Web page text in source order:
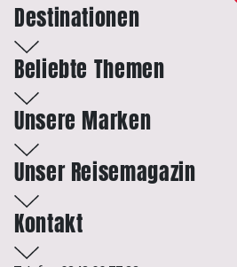
Destinationen
Beliebte Themen
Unsere Marken
Unser Reisemagazin
Kontakt